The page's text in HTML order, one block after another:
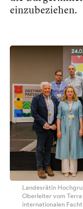
einzubeziehen.
Landesrätin
Oberleiter vom
internationalen